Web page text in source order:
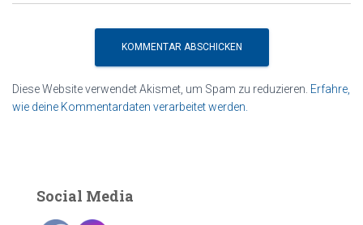
Diese Website verwendet Akismet, um Spam zu reduzieren. Erfahre,
wie deine Kommentardaten verarbeitet werden.
Social Media